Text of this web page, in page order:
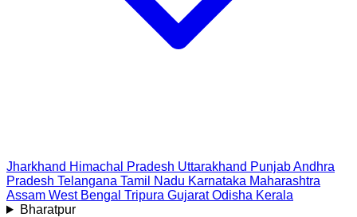
Jharkhand Himachal Pradesh Uttarakhand PunjabAndhra
Pradesh Telangana Tamil Nadu Karnataka Maharashtra
Assam West Bengal Tripura Gujarat Odisha Kerala
Bharatpur